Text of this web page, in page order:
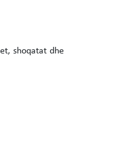
shoqatat dhe